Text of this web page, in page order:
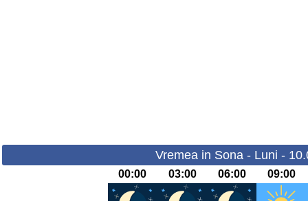
Vremea in Sona - Luni -
00:00 03:00 06:00 09:00